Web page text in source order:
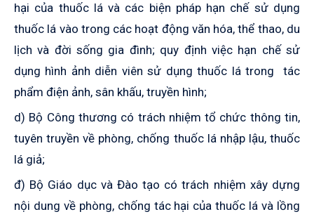
hại của thuốc lá và các biện pháp hạn chế sử dụng
thuốc lá vào trong các hoạt động văn hóa, thể thao, du
lịch và đời sống gia đình; quy định việc hạn chế sử
dụng hình ảnh diễn viênsử dụngthuốc lá trong tác
phẩm điện ảnh, sân khấu, truyền hình;
d) Bộ Công thương có trách nhiệm tổ chức thông tin,
tuyên truyền về phòng, chống thuốc lá nhập lậu, thuốc
lá giả;
đ) Bộ Giáo dục và Đào tạo có trách nhiệm xây dựng
nội dung về phòng, chống tác hại của thuốc lá và lồng